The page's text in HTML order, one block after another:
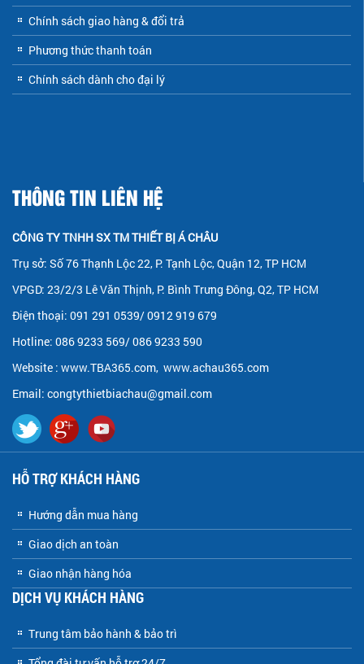
Chính sách giao hàng & đổi trả
Phương thức thanh toán
Chính sách dành cho đại lý
THÔNG TIN LIÊN HỆ
CÔNG TY TNHH SX TM THIẾT BỊ Á CHÂU
Trụ sở: Số 76 Thạnh Lộc 22, P. Tạnh Lộc, Quận 12, TP HCM
VPGD: 23/2/3 Lê Văn Thịnh, P. Bình Trưng Đông, Q2, TP HCM
Điện thoại: 091 291 0539/ 0912 919 679
Hotline: 086 9233 569/ 086 9233 590
Website : www.TBA365.com, www.achau365.com
Email: congtythietbiachau@gmail.com
HỖ TRỢ KHÁCH HÀNG
Hướng dẫn mua hàng
Giao dịch an toàn
Giao nhận hàng hóa
DỊCH VỤ KHÁCH HÀNG
Trung tâm bảo hành & bảo trì